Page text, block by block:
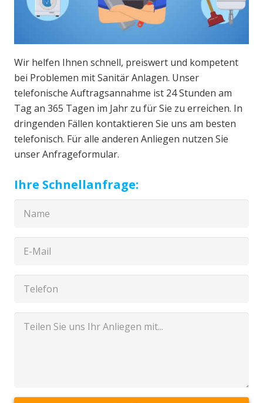
Wir helfen Ihnen schnell, preiswert und kompetent
bei Problemen mit Sanitär Anlagen. Unser
telefonische Auftragsannahme ist 24 Stunden am
Tag an 365 Tagen im Jahr zu für Sie zu erreichen. In
dringenden Fällen kontaktieren Sie uns am besten
telefonisch. Für alle anderen Anliegen nutzen Sie
unser Anfrageformular.
Ihre Schnellanfrage: